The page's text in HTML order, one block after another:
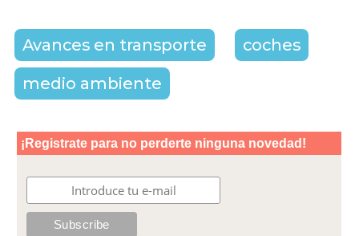
Avances en transporte
coches
medio ambiente